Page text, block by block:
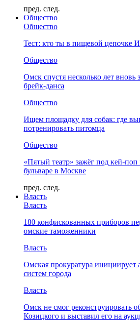
пред. след.
Общество
Общество
Тест: кто ты в пищевой цепочке
Общество
Омск спустя несколько лет вновь
брейк-данса
Общество
Ищем площадку для собак: где
потренировать питомца
Общество
«Пятый театр» зажёг под кей-
бульваре в Москве
пред. след.
Власть
Власть
180 конфискованных приборов
омские таможенники
Власть
Омская прокуратура инициирует
систем города
Власть
Омск не смог реконструировать
Козицкого и выставил его на